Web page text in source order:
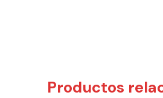
Productos